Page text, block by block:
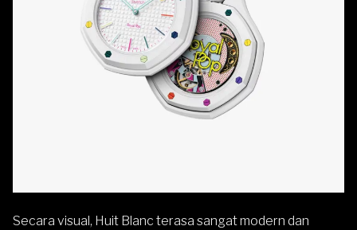
Secara visual, Huit Blanc terasa sangat modern dan